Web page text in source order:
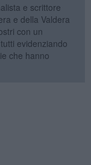
e scrittore
e della Valdera
con un
evidenziando
che hanno